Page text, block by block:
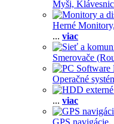
Myši,
Herné Monitory,
... viac
Smerovače
Operačné
... viac
GPS navigácie,